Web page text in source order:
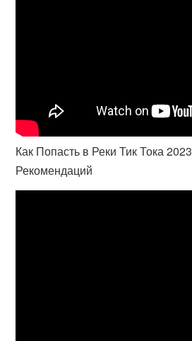
Как Попасть в Реки Тик Тока
Рекомендаций